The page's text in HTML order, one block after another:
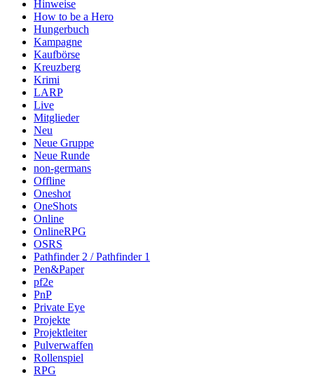
Hinweise
How to be a Hero
Hungerbuch
Kampagne
Kaufbörse
Kreuzberg
Krimi
LARP
Live
Mitglieder
Neu
Neue Gruppe
Neue Runde
non-germans
Offline
Oneshot
OneShots
Online
OnlineRPG
OSRS
Pathfinder 2 / Pathfinder 1
Pen&Paper
pf2e
PnP
Private Eye
Projekte
Projektleiter
Pulverwaffen
Rollenspiel
RPG